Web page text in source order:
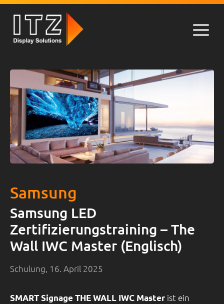
Zum
Inhalt
Samsung
Samsung LED
Zertifizierungstraining – The
Wall IWC Master (Englisch)
Schulung, 16. April 2025
SMART Signage THE WALL IWC Master ist ein